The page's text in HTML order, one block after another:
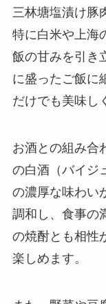
三林塘塩漬け豚
特に白米や上海
飯の甘みを引き
に盛ったご飯に
だけでも美味し
お酒との組み合
の白酒（バイジ
の濃厚な味わい
調和し、食事の
の焼酎とも相性
楽しめます。